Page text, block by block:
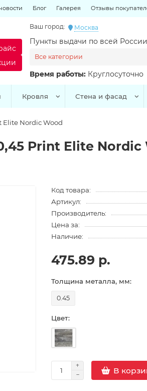
Блог Галерея Отзывы
Ваш город: Москва
Пункты выдачи по всей России
Время работы: Круглосуточно
Все категории
Кровля Стена и фасад
Elite Nordic Wood
Print Elite Nordic
Код товара:
Артикул:
Производитель:
Цена за:
Наличие:
475.89 р.
Толщина металла, мм:
0.45
Цвет:
В